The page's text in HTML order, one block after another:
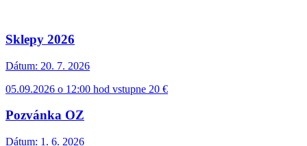
Sklepy 2026
Dátum: 20. 7. 2026
05.09.2026 o 12:00 hod vstupne 20 €
Pozvánka OZ
Dátum: 1. 6. 2026